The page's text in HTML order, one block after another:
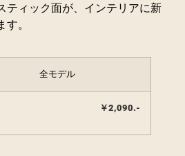
ティック面が、インテリアに新
。
全モデル
￥2,090.-